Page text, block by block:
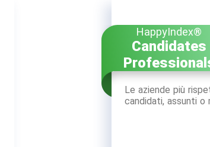
HappyIndex®
Candidates
Le aziende più
candidati, assunti o